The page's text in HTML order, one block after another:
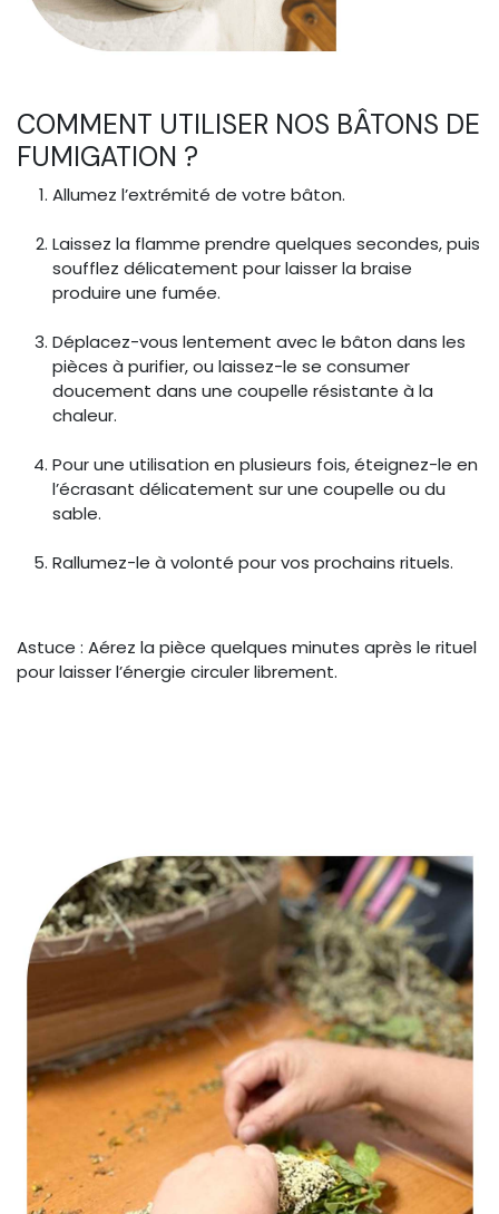
COMMENT UTILISER NOS BÂTONS DE
FUMIGATION ?
Allumez l’extrémité de votre bâton.
Laissez la flamme prendre quelques secondes, puis
soufflez délicatement pour laisser la braise
produire une fumée.
Déplacez-vous lentement avec le bâton dans les
pièces à purifier, ou laissez-le se consumer
doucement dans une coupelle résistante à la
chaleur.
Pour une utilisation en plusieurs fois, éteignez-le en
l’écrasant délicatement sur une coupelle ou du
sable.
Rallumez-le à volonté pour vos prochains rituels.
Astuce : Aérez la pièce quelques minutes après le rituel
pour laisser l’énergie circuler librement.